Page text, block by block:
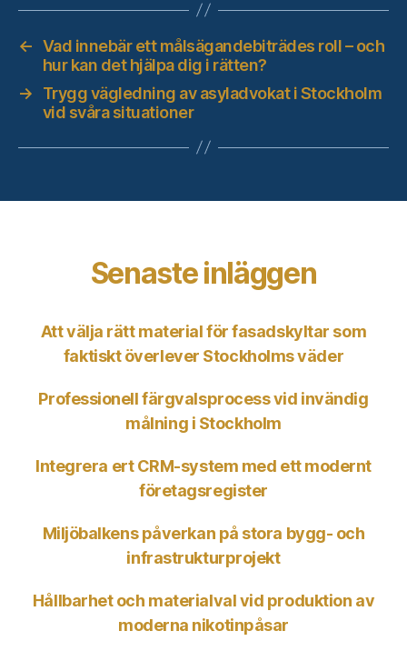
← Vad innebär ett målsägandebiträdes roll – och
hur kan det hjälpa dig i rätten?
→
Trygg vägledning av asyladvokat i Stockholm
vid svåra situationer
Senaste inläggen
Att välja rätt material för fasadskyltar som
faktiskt överlever Stockholms väder
Professionell färgvalsprocess vid invändig
målning i Stockholm
Integrera ert CRM-system med ett modernt
företagsregister
Miljöbalkens påverkan på stora bygg- och
infrastrukturprojekt
Hållbarhet och materialval vid produktion av
moderna nikotinpåsar